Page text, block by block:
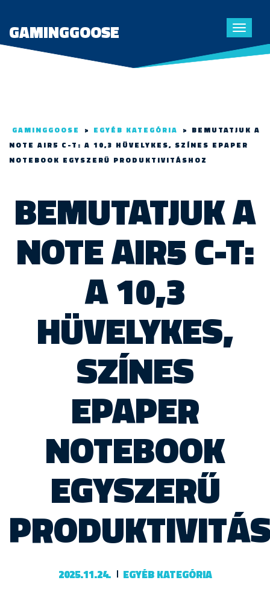
Toggle
GAMINGGOOSE
GAMINGGOOSE > EGYÉB KATEGÓRIA > BEMUTATJUK A
NOTE AIR5 C-T: A 10,3 HÜVELYKES, SZÍNES EPAPER
NOTEBOOK EGYSZERŰ PRODUKTIVITÁSHOZ
BEMUTATJUK A
NOTE AIR5 C-T:
A 10,3
HÜVELYKES,
SZÍNES
EPAPER
NOTEBOOK
EGYSZERŰ
2025.11.24. EGYÉB KATEGÓRIA